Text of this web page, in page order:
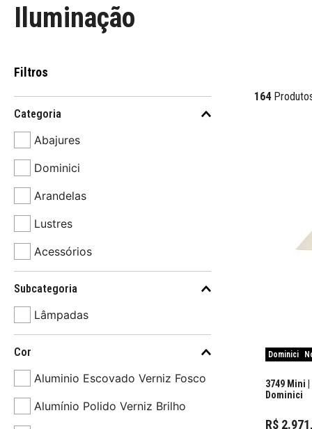
Iluminação
Filtros
Categoria
Abajures
Dominici
Arandelas
Lustres
Acessórios
Luminárias de Piso
Paineis
Subcategoria
Lâmpadas
Cor
Aluminio Escovado Verniz Fosco
Alumínio Polido Verniz Brilho
164
Dominici
3749 Mini
Dominici
R$ 2.971